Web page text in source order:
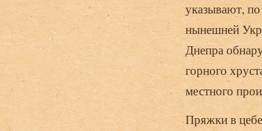
указывают, по
нынешней
Днепра
горного
местного
Пряжки в